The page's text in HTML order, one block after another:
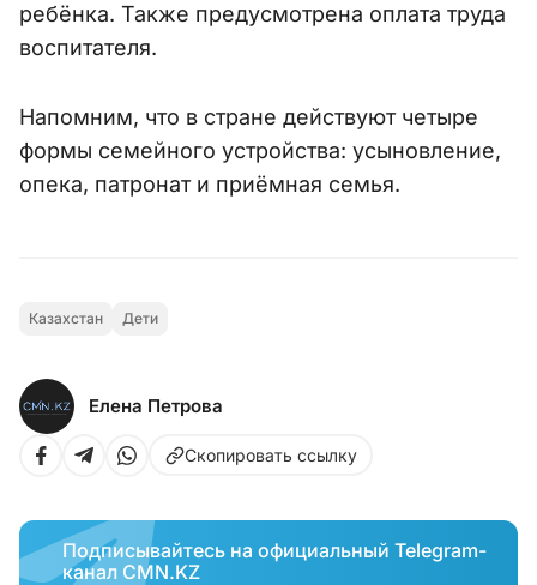
ребёнка. Также предусмотрена оплата труда
воспитателя.
Напомним, что в стране действуют четыре
формы семейного устройства: усыновление,
опека, патронат и приёмная семья.
Казахстан Дети
Елена Петрова
Скопировать ссылку
Подписывайтесь на официальный Telegram-
канал CMN.KZ